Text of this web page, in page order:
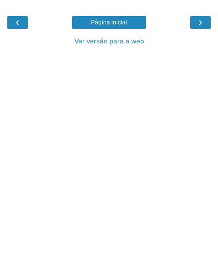
‹ ›
Página inicial
Ver versão para a web